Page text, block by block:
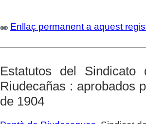
Enllaç permanent a aquest
Estatutos del
Riudecañas : aprobados
de 1904